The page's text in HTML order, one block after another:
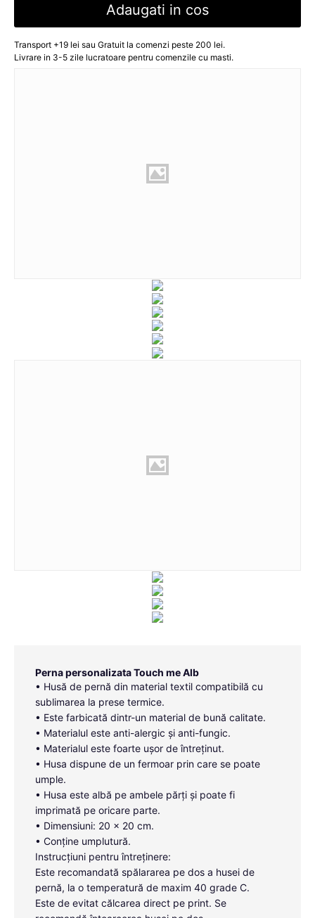
Adaugati in cos
Transport +19 lei sau Gratuit la comenzi peste 200 lei.
Livrare in 3-5 zile lucratoare pentru comenzile cu masti.
Perna personalizata Touch me Alb
• Husă de pernă din material textil compatibilă cu
sublimarea la prese termice.
• Este farbicată dintr-un material de bună calitate.
• Materialul este anti-alergic și anti-fungic.
• Materialul este foarte ușor de întreținut.
• Husa dispune de un fermoar prin care se poate
umple.
• Husa este albă pe ambele părți și poate fi
imprimată pe oricare parte.
• Dimensiuni: 20 x 20 cm.
• Conține umplutură.
Instrucțiuni pentru întreținere:
Este recomandată spălararea pe dos a husei de
pernă, la o temperatură de maxim 40 grade C.
Este de evitat călcarea direct pe print. Se